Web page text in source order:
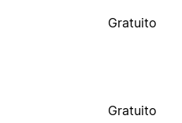
Gratuito
Gratuito